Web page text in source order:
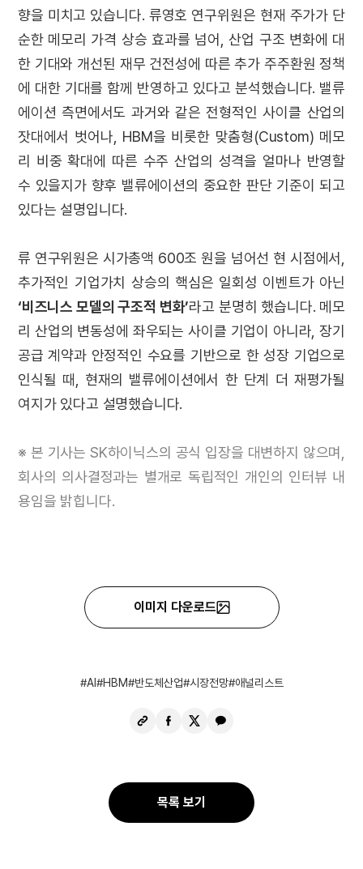
향을 미치고 있습니다. 류영호 연구위원은 현재 주가가 단
순한 메모리 가격 상승 효과를 넘어, 산업 구조 변화에 대
한 기대와 개선된 재무 건전성에 따른 추가 주주환원 정책
에 대한 기대를 함께 반영하고 있다고 분석했습니다. 밸류
에이션 측면에서도 과거와 같은 전형적인 사이클 산업의
잣대에서 벗어나, HBM을 비롯한 맞춤형(Custom) 메모
리 비중 확대에 따른 수주 산업의 성격을 얼마나 반영할
수 있을지가 향후 밸류에이션의 중요한 판단 기준이 되고
있다는 설명입니다.
류 연구위원은 시가총액 600조 원을 넘어선 현 시점에서,
추가적인 기업가치 상승의 핵심은 일회성 이벤트가 아닌
‘비즈니스 모델의 구조적 변화’라고 분명히 했습니다. 메모
리 산업의 변동성에 좌우되는 사이클 기업이 아니라, 장기
공급 계약과 안정적인 수요를 기반으로 한 성장 기업으로
인식될 때, 현재의 밸류에이션에서 한 단계 더 재평가될
여지가 있다고 설명했습니다.
※ 본 기사는 SK하이닉스의 공식 입장을 대변하지 않으며,
회사의 의사결정과는 별개로 독립적인 개인의 인터뷰 내
용임을 밝힙니다.
이미지 다운로드
AI HBM 반도체산업 시장전망 애널리스트
URL
페
공
X
카
목록 보기